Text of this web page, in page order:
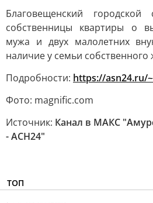
Благовещенский
собственницы квартиры о
мужа и двух малолетних
наличие у семьи собственного
Подробности: https://asn24.ru/
Фото: magnific.com
Источник: Канал в МАКС
- АСН24"
ТОП